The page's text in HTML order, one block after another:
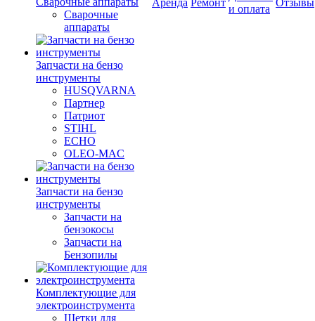
Сварочные
аппараты
Запчасти на бензо
инструменты
HUSQVARNA
Партнер
Патриот
STIHL
ECHO
OLEO-MAC
Запчасти на бензо
инструменты
Запчасти на
бензокосы
Запчасти на
Бензопилы
Комплектующие для
электроинструмента
Щетки для
Аренда Ремонт
и оплата
Отзывы